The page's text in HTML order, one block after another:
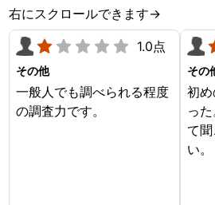
右にスクロールできます→
1.0点
その他
一般人でも調べられる程度
の調査力です。
その
初
っ
て
い。